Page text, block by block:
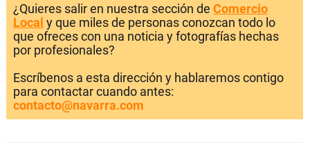
¿Quieres salir en nuestra sección de Comercio
Local y que miles de personas conozcan todo lo
que ofreces con una noticia y fotografías hechas
por profesionales?
Escríbenos a esta dirección y hablaremos contigo
para contactar cuando antes:
contacto@navarra.com